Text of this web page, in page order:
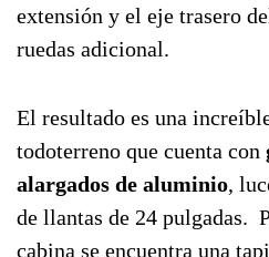
extensión y el eje trasero
ruedas adicional.
El resultado es una
todoterreno que cuenta con
alargados de aluminio,
de llantas de 24 pulgadas.
cabina se encuentra una